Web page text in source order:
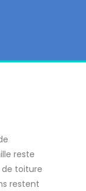
reste
toiture
restent